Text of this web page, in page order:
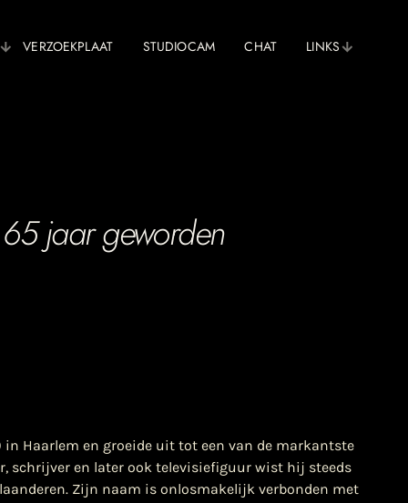
VERZOEKPLAAT STUDIOCAM CHAT LINKS
jaar geworden
in Haarlem en groeide uit tot een van de markantste
schrijver en later ook televisiefiguur wist hij steeds
Zijn naam is onlosmakelijk verbonden met